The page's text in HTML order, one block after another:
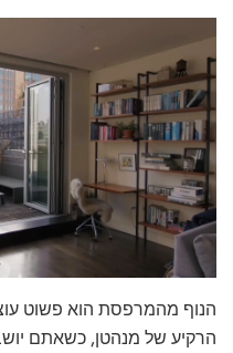
הנוף מהמרפסת הוא פשוט
הרקיע של מנהטן, כשאתם